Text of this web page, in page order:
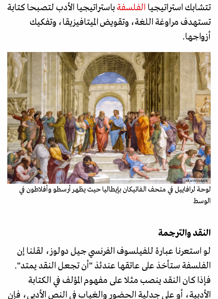
تتشابك استراتيجيا الفلسفةباستراتيجيا الأدب لتصبحا كتابة
تستهدف مراوغة اللغة، وتقويض الميتافيزيقا، وتفكيك
أزواجها.
shutterstock
لوحة لرافاييل في متحف الفاتيكان بإيطاليا حيث يظهر أرسطو وأفلاطون في
الوسط
النقد والترجمة
لو استعرنا عبارة للفيلسوف الفرنسي جيل دولوز، لقلنا إن
الفلسفة ستأخذ على عاتقها عندئذ "أن تجعل النقد يمتد".
فإذا كان النقد ينصب مثلا على مفهوم المؤلف في الكتابة
الأدبية، أو على جدلية الحضور والغياب في النص الأدبي، فإن